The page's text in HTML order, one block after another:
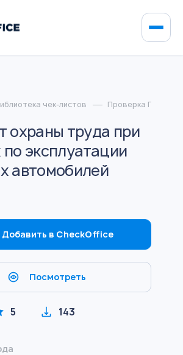
чек-листов Проверка ГИТ
охраны труда при
по эксплуатации
автомобилей
Добавить в CheckOffice
Посмотреть
5 143